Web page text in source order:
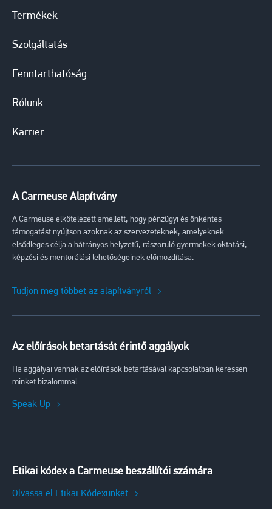
Termékek
Szolgáltatás
Fenntarthatóság
Rólunk
Karrier
A Carmeuse Alapítvány
A Carmeuse elkötelezett amellett, hogy pénzügyi és önkéntes
támogatást nyújtson azoknak az szervezeteknek, amelyeknek
elsődleges célja a hátrányos helyzetű, rászoruló gyermekek oktatási,
képzési és mentorálási lehetőségeinek előmozdítása.
Tudjon meg többet az alapítványról
Az előírások betartását érintő aggályok
Ha aggályai vannak az előírások betartásával kapcsolatban keressen
minket bizalommal.
Speak Up
Etikai kódex a Carmeuse beszállítói számára
Olvassa el Etikai Kódexünket